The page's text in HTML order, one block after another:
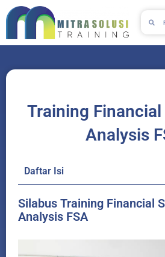
Lewati
ke
Training
Analysis
Daftar Isi
Silabus Training Financial
Analysis FSA